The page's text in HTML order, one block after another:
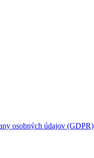
osobných údajov (GDPR)